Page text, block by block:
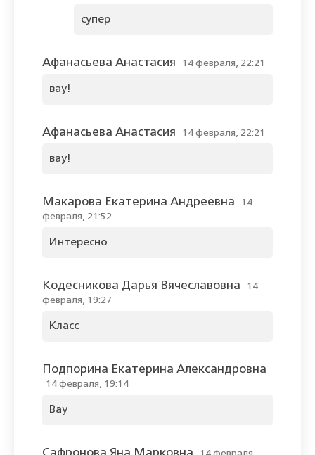
супер
Афанасьева Анастасия 14 февраля, 22:21
вау!
Афанасьева Анастасия 14 февраля, 22:21
вау!
Макарова Екатерина Андреевна
14
февраля, 21:52
Интересно
Кодесникова Дарья Вячеславовна
14
февраля, 19:27
Класс
Подпорина Екатерина Александровна
14 февраля, 19:14
Вау